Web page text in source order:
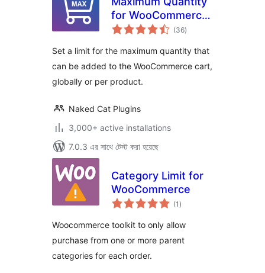
for WooCommerce
Shops
(36total
ratings
)
Set a limit for the maximum quantity that
can be added to the WooCommerce cart,
globally or per product.
Naked Cat Plugins
3,000+ active installations
7.0.3 এর সাথে টেস্ট করা হয়েছে
Category Limit for
WooCommerce
(1 total
ratings
)
Woocommerce toolkit to only allow
purchase from one or more parent
categories for each order.